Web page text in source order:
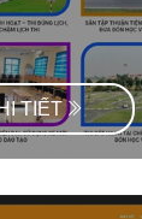
TIẾT